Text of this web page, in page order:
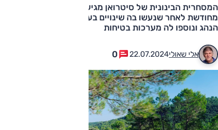
המסחרית הבינונית של סיטרואן מגיעה לארץ בגרסה
מחודשת לאחר שנעשו בה שינויים בעיצוב, שיפורים בסביבת
הנהג ונוספו לה מערכות בטיחות
אלי שאולי22.07.2024
0